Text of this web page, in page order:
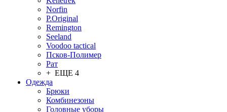
Norfin
P.Original
Remington
Seeland
Voodoo tactical
Псков-Полимер
Рат
+ ЕЩЕ 4
Одежда
Брюки
Комбинезоны
Головные уборы